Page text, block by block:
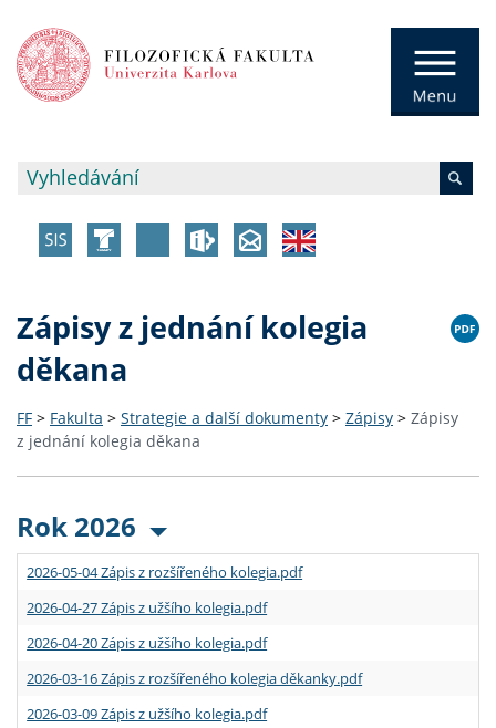
Zápisy z jednání kolegia
děkana
FF > Fakulta > Strategie a další dokumenty > Zápisy > Zápisy
z jednání kolegia děkana
Rok 2026
2026-05-04 Zápis z rozšířeného kolegia.pdf
2026-04-27 Zápis z užšího kolegia.pdf
2026-04-20 Zápis z užšího kolegia.pdf
2026-03-16 Zápis z rozšířeného kolegia děkanky.pdf
2026-03-09 Zápis z užšího kolegia.pdf